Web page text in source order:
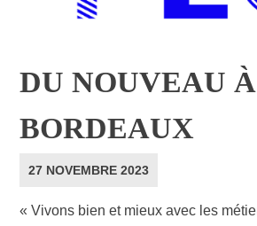
DU NOUVEAU À
BORDEAUX
27 NOVEMBRE 2023
« Vivons bien et mieux avec les